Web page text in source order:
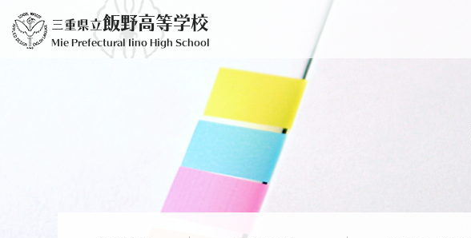
para
三重県立飯野高等学校
Mie Prefectural Iino High School